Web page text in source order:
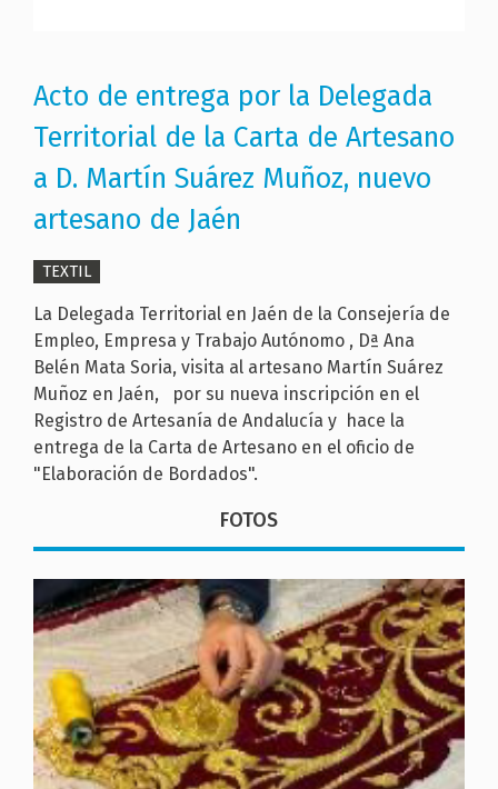
Acto de entrega por la Delegada
Territorial de la Carta de Artesano
a D. Martín Suárez Muñoz, nuevo
artesano de Jaén
TEXTIL
La Delegada Territorial en Jaén de la Consejería de
Empleo, Empresa y Trabajo Autónomo , Dª Ana
Belén Mata Soria, visita al artesano Martín Suárez
Muñoz en Jaén, por su nueva inscripción en el
Registro de Artesanía de Andalucía y hace la
entrega de la Carta de Artesano en el oficio de
"Elaboración de Bordados".
FOTOS